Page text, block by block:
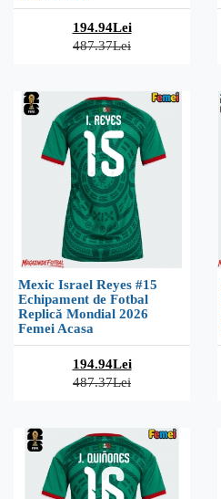
194.94Lei
487.37Lei
Mexic Israel Reyes #15
Echipament de Fotbal
Replică Mondial 2026
Femei Acasa
194.94Lei
487.37Lei